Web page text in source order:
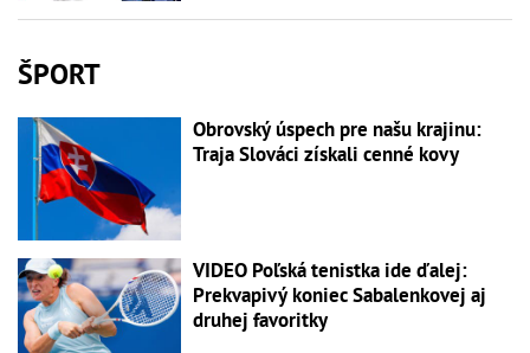
ŠPORT
Obrovský úspech pre našu krajinu:
Traja Slováci získali cenné kovy
VIDEO Poľská tenistka ide ďalej:
Prekvapivý koniec Sabalenkovej aj
druhej favoritky